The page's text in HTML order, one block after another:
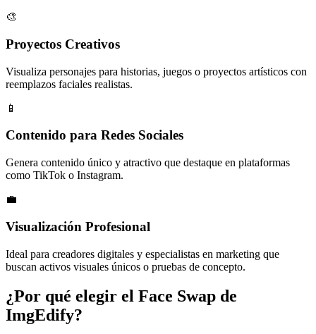
🎨
Proyectos Creativos
Visualiza personajes para historias, juegos o proyectos artísticos con
reemplazos faciales realistas.
📱
Contenido para Redes Sociales
Genera contenido único y atractivo que destaque en plataformas
como TikTok o Instagram.
💼
Visualización Profesional
Ideal para creadores digitales y especialistas en marketing que
buscan activos visuales únicos o pruebas de concepto.
¿Por qué elegir el Face Swap de
ImgEdify?